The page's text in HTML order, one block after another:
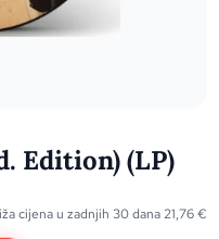
Edition) (LP)
cijena u zadnjih 30 dana 21,76€